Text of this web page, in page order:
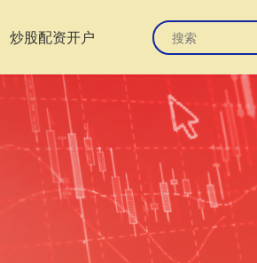
炒股配资开户